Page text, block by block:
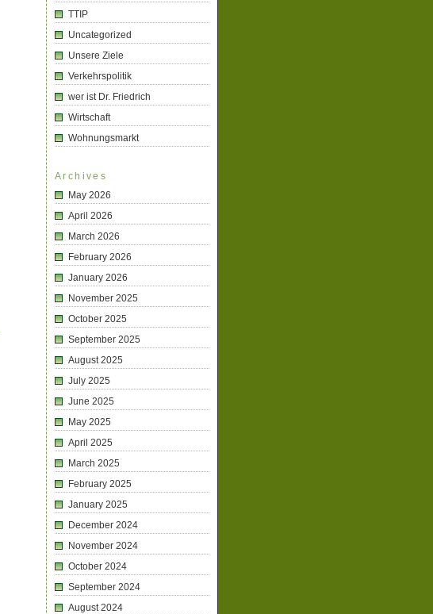
TTIP
Uncategorized
Unsere Ziele
Verkehrspolitik
wer ist Dr. Friedrich
Wirtschaft
Wohnungsmarkt
Archives
May 2026
April 2026
March 2026
February 2026
January 2026
November 2025
October 2025
September 2025
August 2025
July 2025
June 2025
May 2025
April 2025
March 2025
February 2025
January 2025
December 2024
November 2024
October 2024
September 2024
August 2024